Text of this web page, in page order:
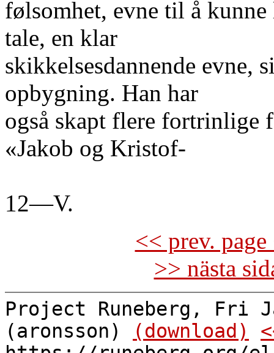
følsomhet, evne til å
tale, en klar
skikkelsesdannende evne,
opbygning. Han har
også skapt flere fortrinlige
«Jakob og Kristof-
12—V.
<< prev.
>> nästa
Project Runeberg, Fri
(aronsson)
(download)